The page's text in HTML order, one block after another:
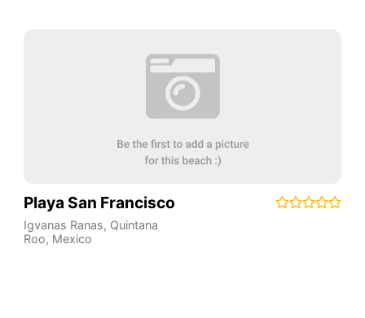
Playa San Francisco
Igvanas Ranas, Quintana
Roo, Mexico